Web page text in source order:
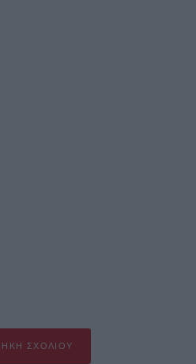
ΣΧΟΛΊΟΥ